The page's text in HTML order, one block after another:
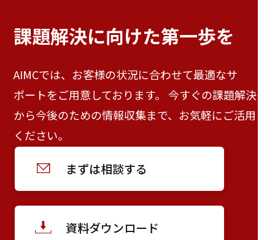
課題解決に向けた第一歩を
AIMCでは、お客様の状況に合わせて最適なサ
ポートをご用意しております。 今すぐの課題解決
から今後のための情報収集まで、お気軽にご活用
ください。
まずは相談する
資料ダウンロード